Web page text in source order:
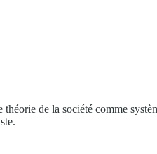
de la société comme